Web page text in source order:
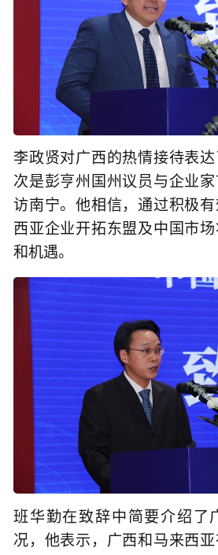
李政贤对广西的热情接待表
次是彭亨州国州议员与企业
访南宁。他相信，通过积极
西亚企业开拓东盟及中国市
和机遇。
班华勤在致辞中简要介绍了
况，他表示，广西和马来西亚